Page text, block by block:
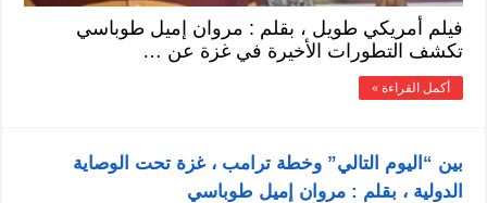
فيلم أمريكي طويل ، بقلم : مروان إميل طوباسي
تكشف التطورات الأخيرة في غزة عن …
أكمل القراءة »
بين “اليوم التالي” وخطة ترامب ، غزة تحت الوصاية
الدولية ، بقلم : مروان إميل طوباسي